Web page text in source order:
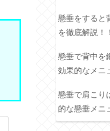
懸垂をすると
を徹底解説！！
懸垂で背中を
効果的なメニ
懸垂で肩こり
的な懸垂メニ